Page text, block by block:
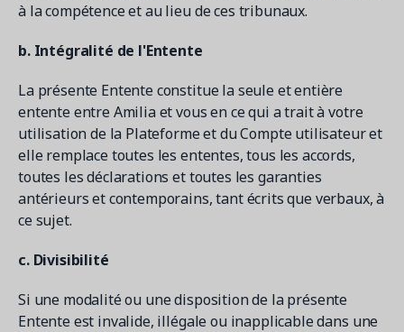
à la compétence et au lieu de ces tribunaux.
b. Intégralité de l'Entente
La présente Entente constitue la seule et entière
entente entre Amilia et vous en ce qui a trait à votre
utilisation de la Plateforme et du Compte utilisateur et
elle remplace toutes les ententes, tous les accords,
toutes les déclarations et toutes les garanties
antérieurs et contemporains, tant écrits que verbaux, à
ce sujet.
c. Divisibilité
Si une modalité ou une disposition de la présente
Entente est invalide, illégale ou inapplicable dans une